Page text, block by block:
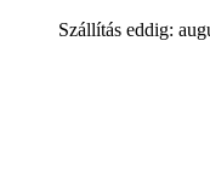
Szállítás eddig: